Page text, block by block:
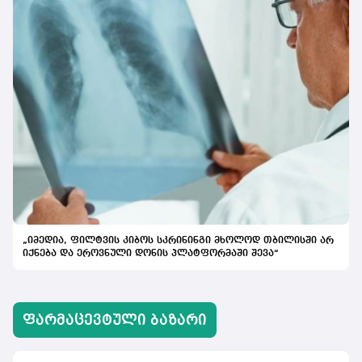
„იმედია, ფილტვის კიბოს სკრინინგი მხოლოდ თბილისში არ
იქნება და ეროვნული დონის პლატფორმაში შევა“
ᲤᲐᲠᲛᲐᲪᲔᲕᲢᲣᲚᲘ ᲑᲐᲖᲐᲠᲘ